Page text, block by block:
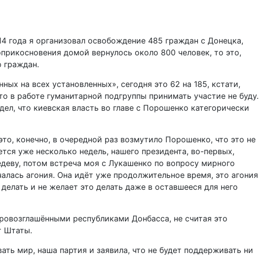
года я организовал освобождение 485 граждан с Донецка,
домой вернулось около 800 человек, то это,
граждан.
на всех установленных», сегодня это 62 на 185, кстати,
работе гуманитарной подгруппы принимать участие не буду.
что киевская власть во главе с Порошенко категорически
конечно, в очередной раз возмутило Порошенко, что это не
уже несколько недель, нашего президента, во-первых,
потом встреча моя с Лукашенко по вопросу мирного
агония. Она идёт уже продолжительное время, это агония
и не желает это делать даже в оставшееся для него
республиками Донбасса, не считая это
Штаты.
мир, наша партия и заявила, что не будет поддерживать ни